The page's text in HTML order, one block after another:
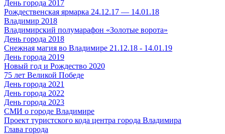
День города 2017
Рождественская ярмарка 24.12.17 — 14.01.18
Владимир 2018
Владимирский полумарафон «Золотые ворота»
День города 2018
Снежная магия во Владимире 21.12.18 - 14.01.19
День города 2019
Новый год и Рождество 2020
75 лет Великой Победе
День города 2021
День города 2022
День города 2023
СМИ о городе Владимире
Проект туристского кода центра города Владимира
Глава города